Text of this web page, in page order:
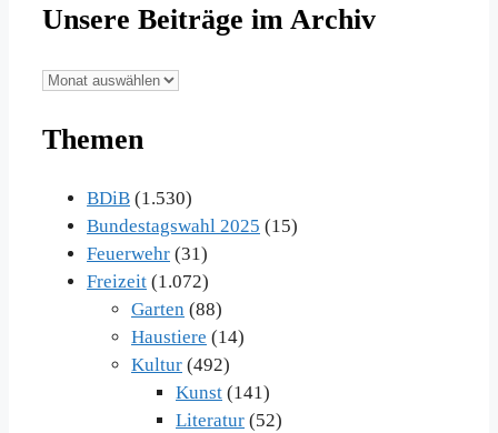
Unsere Beiträge im Archiv
Unsere
im
Themen
BDiB (1.530)
Bundestagswahl 2025 (15)
Feuerwehr (31)
Freizeit (1.072)
Garten (88)
Haustiere (14)
Kultur (492)
Kunst (141)
Literatur (52)